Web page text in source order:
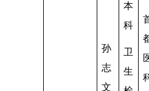
孙
志
文
本
科
卫
生